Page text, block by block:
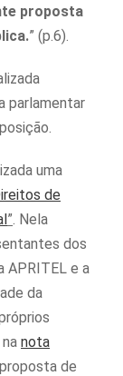
proposta
” (p.6).
parlamentar
uma
de
”. Nela
dos
APRITEL e a
da
nota
de